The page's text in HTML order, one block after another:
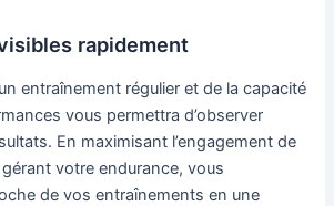
rapidement
entraînement régulier et de la capacité
vous permettra d’observer
En maximisant l’engagement de
votre endurance, vous
de vos entraînements en une